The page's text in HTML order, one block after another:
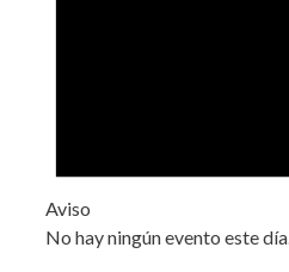
Aviso
No hay ningún evento este